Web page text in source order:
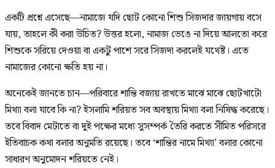
একটি প্রশ্নে এসেছে—নামাজে যদি ছোট কোনো শিশু সিজদার জায়গায় বসে
যায়, তাহলে কী করা উচিত? উত্তর হলো, নামাজ ভেঙে না দিয়ে আলতো করে
শিশুকে সরিয়ে দেওয়া বা একটু পাশে সরে সিজদা করলেই যথেষ্ট। এতে
নামাজের কোনো ক্ষতি হয় না।
অনেকেই জানতে চান—পরিবারে শান্তি বজায় রাখতে মাঝে মাঝে ছোটখাটো
মিথ্যা বলা যাবে কি না? ইসলামি শরিয়ত সব অবস্থায় মিথ্যা বলা নিষিদ্ধ করেছে।
তবে বিবাদ মেটাতে বা দুই পক্ষের মধ্যে সুসম্পর্ক তৈরি করতে সীমিত পরিসরে
ইতিবাচক কথা বলার অনুমতি রয়েছে। তবে ‘শান্তির নামে মিথ্যা’ বলার কোনো
সাধারণ অনুমোদন শরিয়তে নেই।